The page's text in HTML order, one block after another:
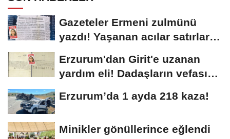
Gazeteler Ermeni zulmünü
yazdı! Yaşanan acılar satırlara
Erzurum'dan Girit'e uzanan
yardım eli! Dadaşların vefası
Erzurum’da 1 ayda 218 kaza!
Minikler gönüllerince eğlendi